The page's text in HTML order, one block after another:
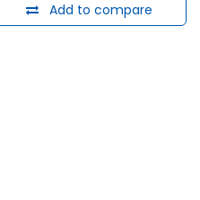
Add to compare